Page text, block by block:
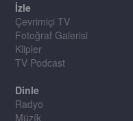
İzle
Çevrimiçi TV
Fotoğraf Galerisi
Klipler
TV Podcast
Dinle
Radyo
Müzík